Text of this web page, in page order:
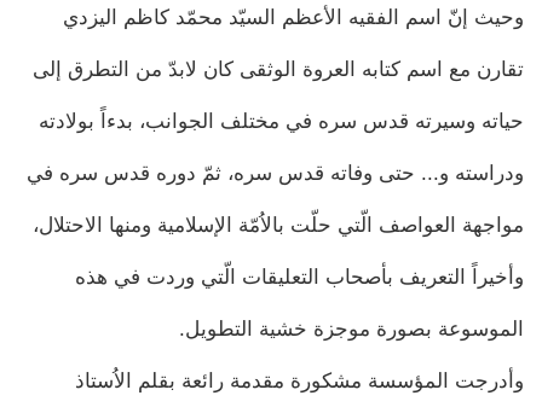
وحيث إنّ اسم الفقيه الأعظم السيّد محمّد كاظم اليزدي
تقارن مع اسم كتابه العروة الوثقى كان لابدّ من التطرق إلى
حياته وسيرته قدس‏ سره في مختلف الجوانب، بدءاً بولادته
ودراسته و... حتى وفاته قدس ‏سره، ثمّ دوره قدس ‏سره في
مواجهة العواصف الّتي حلّت بالاُمّة الإسلامية ومنها الاحتلال،
وأخيراً التعريف بأصحاب التعليقات الّتي وردت في هذه
الموسوعة بصورة موجزة خشية التطويل.
وأدرجت المؤسسة مشكورة مقدمة رائعة بقلم الاُستاذ